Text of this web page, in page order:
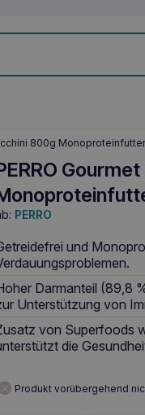
800g
PERRO
und
Darmanteil (89,8
Unterstützung von
von Superfoods
die
Produkt vorübergehend